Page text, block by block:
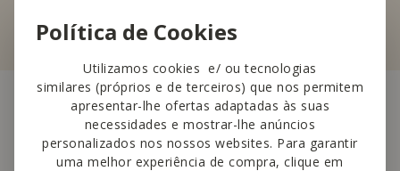
Política de Cookies
Utilizamos cookies e/ ou tecnologias
similares (próprios e de terceiros) que nos permitem
apresentar-lhe ofertas adaptadas às suas
necessidades e mostrar-lhe anúncios
personalizados nos nossos websites. Para garantir
uma melhor experiência de compra, clique em
Outraslojas perto